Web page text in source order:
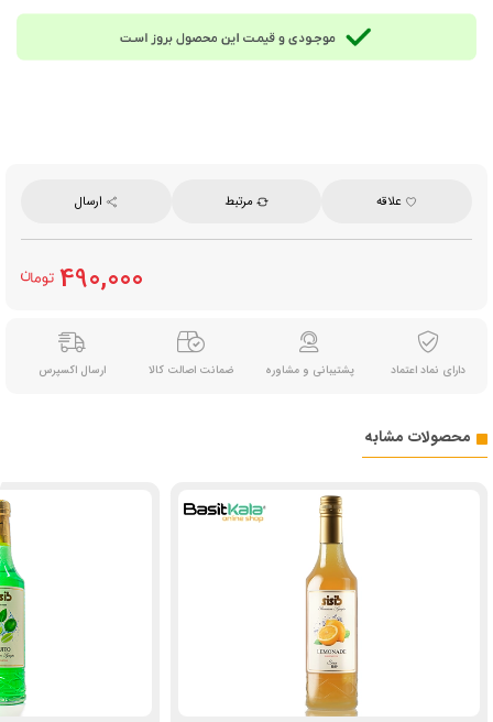
اسانس مصنوعی و مواد نگهدارنده
زمان مصرف:
صبح ناشتا، بعد از غذا برای کمک به هضم و عصرها برای آرامش
علاقه مرتبط ارسال
490,000
دارای نماد اعتماد پشتیبانی و مشاوره ضمانت اصالت کالا ارسال اکسپرس
محصولات مشابه